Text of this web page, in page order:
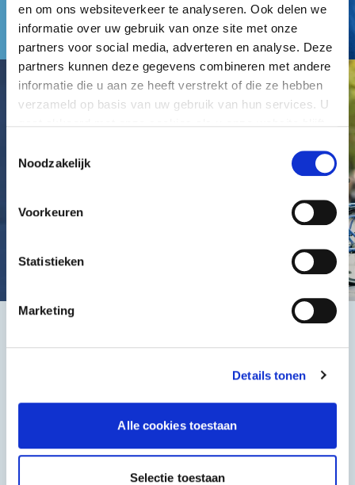
en om ons websiteverkeer te analyseren. Ook delen we
informatie over uw gebruik van onze site met onze
partners voor social media, adverteren en analyse. Deze
partners kunnen deze gegevens combineren met andere
informatie die u aan ze heeft verstrekt of die ze hebben
verzameld op basis van uw gebruik van hun services. U
Noodzakelijk
Voorkeuren
Statistieken
Marketing
Details tonen
Alle cookies toestaan
Selectie toestaan
Het beste, de goedkoopste